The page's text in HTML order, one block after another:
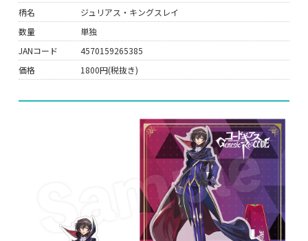
柄名
ジュリアス・キングスレイ
数量
単独
JANコード
4570159265385
価格
1800円(税抜き)